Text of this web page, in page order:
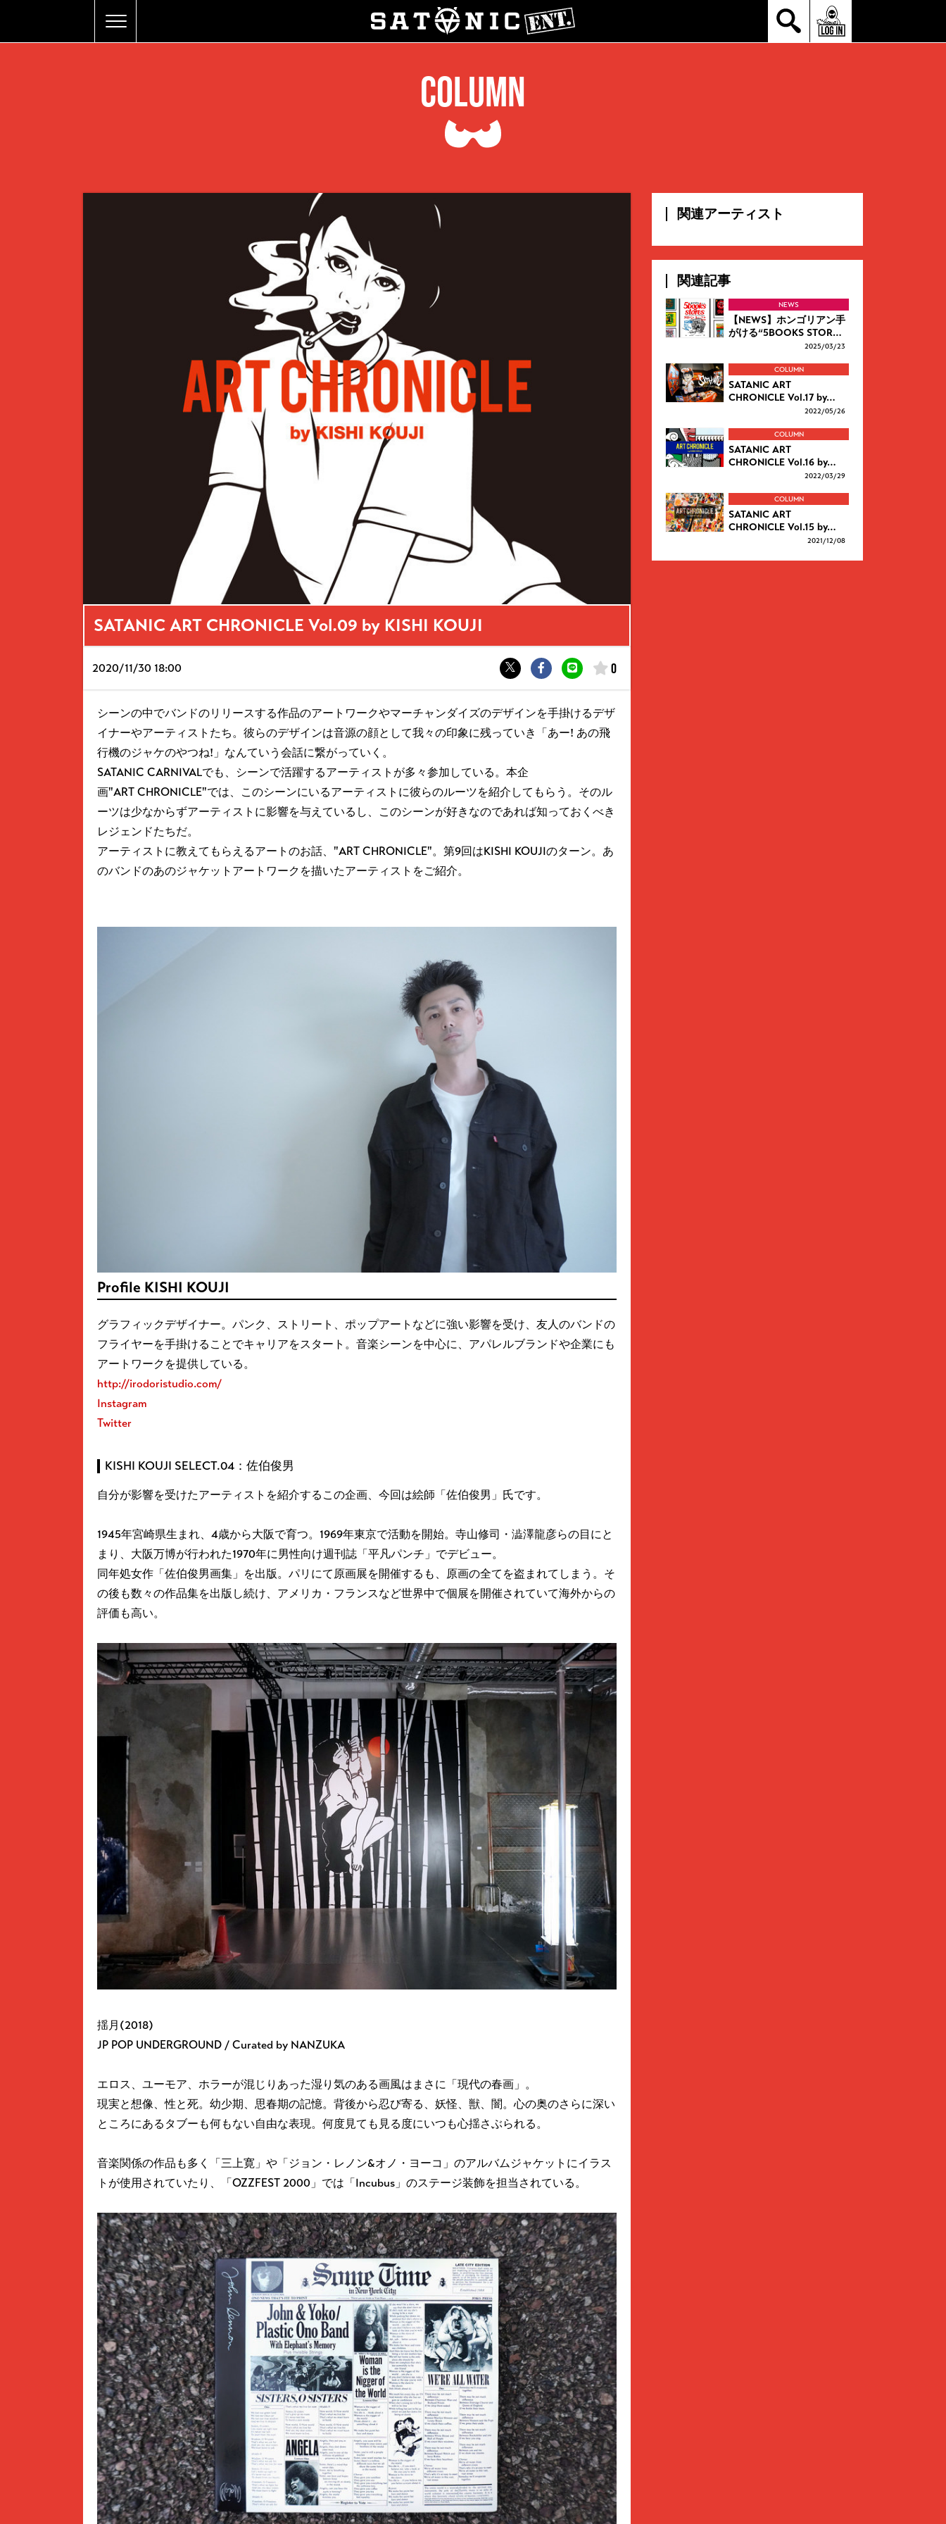
COLUMN
SATANIC ART CHRONICLE Vol.09 by KISHI KOUJI
2020/11/30 18:00 0
シーンの中でバンドのリリースする作品のアートワークやマーチャンダイズのデザインを手掛けるデザ
イナーやアーティストたち。彼らのデザインは音源の顔として我々の印象に残っていき「あー! あの飛
行機のジャケのやつね!」なんていう会話に繋がっていく。
SATANIC CARNIVALでも、シーンで活躍するアーティストが多々参加している。本企
画"ART CHRONICLE"では、このシーンにいるアーティストに彼らのルーツを紹介してもらう。そのル
ーツは少なからずアーティストに影響を与えているし、このシーンが好きなのであれば知っておくべき
レジェンドたちだ。
アーティストに教えてもらえるアートのお話、"ART CHRONICLE"。第9回はKISHI KOUJIのターン。あ
のバンドのあのジャケットアートワークを描いたアーティストをご紹介。
Profile KISHI KOUJI
グラフィックデザイナー。パンク、ストリート、ポップアートなどに強い影響を受け、友人のバンドの
フライヤーを手掛けることでキャリアをスタート。音楽シーンを中心に、アパレルブランドや企業にも
アートワークを提供している。
http://irodoristudio.com/
Instagram
Twitter
KISHI KOUJI SELECT.04：佐伯俊男
自分が影響を受けたアーティストを紹介するこの企画、今回は絵師「佐伯俊男」氏です。
1945年宮崎県生まれ、4歳から大阪で育つ。1969年東京で活動を開始。寺山修司・澁澤龍彦らの目にと
まり、大阪万博が行われた1970年に男性向け週刊誌「平凡パンチ」でデビュー。
同年処女作「佐伯俊男画集」を出版。パリにて原画展を開催するも、原画の全てを盗まれてしまう。そ
の後も数々の作品集を出版し続け、アメリカ・フランスなど世界中で個展を開催されていて海外からの
評価も高い。
揺月(2018)
JP POP UNDERGROUND / Curated by NANZUKA
エロス、ユーモア、ホラーが混じりあった湿り気のある画風はまさに「現代の春画」。
現実と想像、性と死。幼少期、思春期の記憶。背後から忍び寄る、妖怪、獣、闇。心の奥のさらに深い
ところにあるタブーも何もない自由な表現。何度見ても見る度にいつも心揺さぶられる。
音楽関係の作品も多く「三上寛」や「ジョン・レノン&オノ・ヨーコ」のアルバムジャケットにイラス
トが使用されていたり、「OZZFEST 2000」では「Incubus」のステージ装飾を担当されている。
関連アーティスト
関連記事
NEWS
【NEWS】ホンゴリアン手
がける“5BOOKS STOR…
2025/03/23
COLUMN
SATANIC ART
CHRONICLE Vol.17 by…
2022/05/26
COLUMN
SATANIC ART
CHRONICLE Vol.16 by…
2022/03/29
COLUMN
SATANIC ART
CHRONICLE Vol.15 by…
2021/12/08